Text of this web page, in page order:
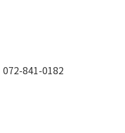
841-0182